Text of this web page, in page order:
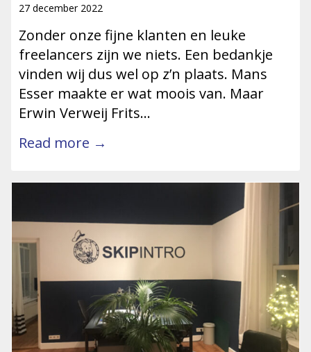
27 december 2022
Zonder onze fijne klanten en leuke
freelancers zijn we niets. Een bedankje
vinden wij dus wel op z’n plaats. Mans
Esser maakte er wat moois van. Maar
Erwin Verweij Frits…
Read more →